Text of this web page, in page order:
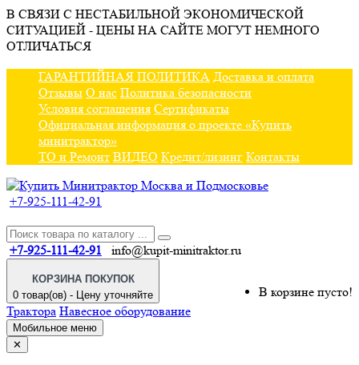
В СВЯЗИ С НЕСТАБИЛЬНОЙ ЭКОНОМИЧЕСКОЙ
СИТУАЦИЕЙ - ЦЕНЫ НА САЙТЕ МОГУТ НЕМНОГО
ОТЛИЧАТЬСЯ
ГАРАНТИЙНАЯ ПОЛИТИКА Доставка и оплата
Отзывы О нас Политика безопасности
Условия соглашения Сертификаты
Официальная информация о проекте «Купить
минитрактор»
ТО и Ремонт ВИДЕО Кредит/лизинг Контакты
+7-925-111-42-91
+7-925-111-42-91 info@kupit-minitraktor.ru
КОРЗИНА ПОКУПОК
0 товар(ов) - Цену уточняйте
В корзине пусто!
Трактора Навесное оборудование
Мобильное меню
✕